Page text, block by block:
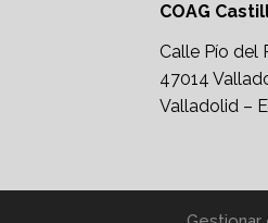
COAG
Calle Pío del
47014
Valladolid –